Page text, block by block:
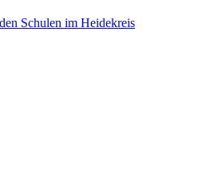
Schulen im Heidekreis